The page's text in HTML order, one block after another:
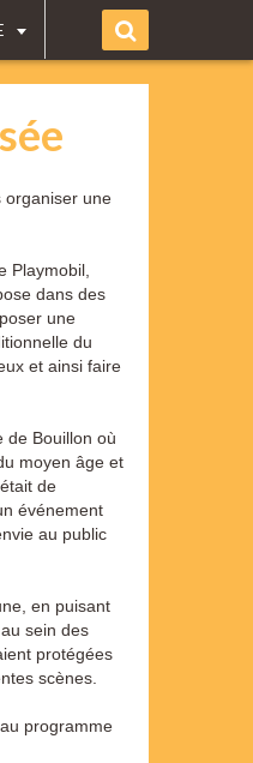
organiser une
Playmobil,
dans des
une
du
et ainsi faire
de Bouillon où
moyen âge et
de
événement
au public
en puisant
sein des
protégées
scènes.
programme